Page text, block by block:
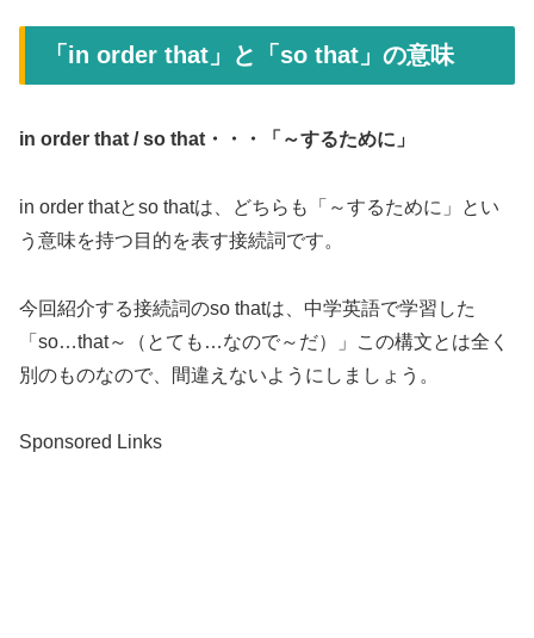
「in order that」と「so that」の意味
in order that / so that・・・「～するために」
in order thatとso thatは、どちらも「～するために」とい
う意味を持つ目的を表す接続詞です。
今回紹介する接続詞のso thatは、中学英語で学習した
「so…that～（とても…なので～だ）」この構文とは全く
別のものなので、間違えないようにしましょう。
Sponsored Links